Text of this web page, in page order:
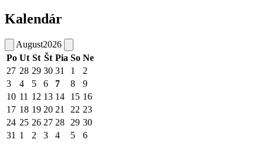
Kalendár
August2026
Po Ut St Št Pia So Ne
27 28 29 30 31 1
2
3
4 5 6 7 8
9
10 11 12 13 14 15 16
17 18 19 20 21 22 23
24 25 26 27 28 29 30
31 1 2 3 4 5 6